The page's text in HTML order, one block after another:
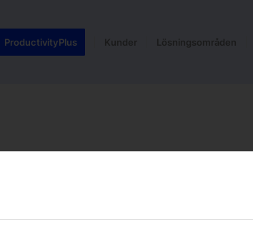
ProductivityPlus Kunder Lösningsområden